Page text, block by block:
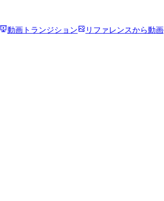
動画トランジション リファレンスから動画